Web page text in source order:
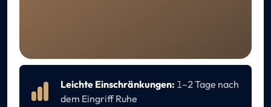
Leichte Einschränkungen: 1–2 Tage nach
dem Eingriff Ruhe